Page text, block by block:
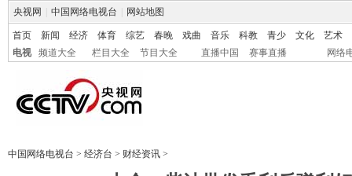
央视网 中国网络电视台 网站地图
首页 新闻 经济 体育 综艺 春晚 戏曲 音乐 科教 青少 文化
艺术
电视
频道大全 栏目大全 节目大全 直播中国 赛事直播 网络
中国网络电视台 > 经济台 > 财经资讯 >